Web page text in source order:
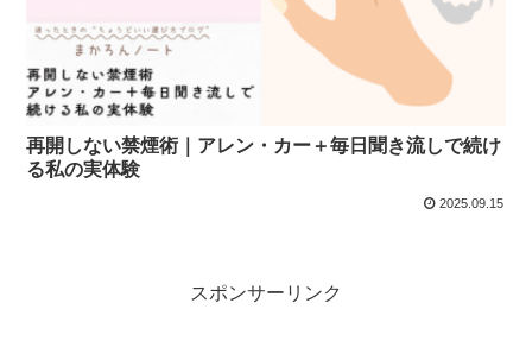
再開しない禁煙術｜アレン・カー＋毎日聞き流しで続け
る私の実体験
2025.09.15
スポンサーリンク